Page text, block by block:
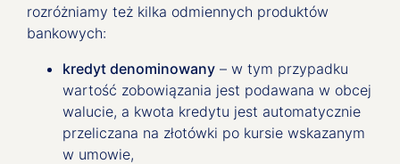
rozróżniamy też kilka odmiennych produktów
bankowych:
kredyt denominowany – w tym przypadku
wartość zobowiązania jest podawana w obcej
walucie, a kwota kredytu jest automatycznie
przeliczana na złotówki po kursie wskazanym
w umowie,